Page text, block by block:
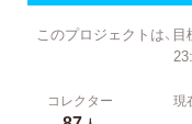
このプロジェクトは、
コレクター 現